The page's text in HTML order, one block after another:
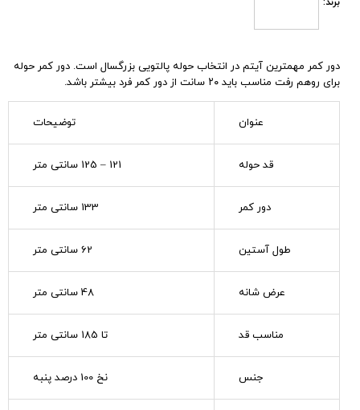
دور کمر مهمترین آیتم در انتخاب حوله پالتویی بزرگسال است. دور کمر حوله
برای روهم رفت مناسب باید ۲۰ سانت از دور کمر فرد بیشتر باشد.
عنوان توضیحات
قد حوله
دور کمر
طول آستین
عرض شانه
مناسب قد تا 185 سانتی متر
جنس نخ 100 درصد پنبه